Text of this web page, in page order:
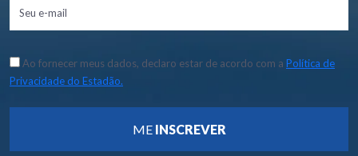
Ao fornecer meus dados, declaro estar de acordo com a Política de
Privacidade do Estadão.
ME INSCREVER